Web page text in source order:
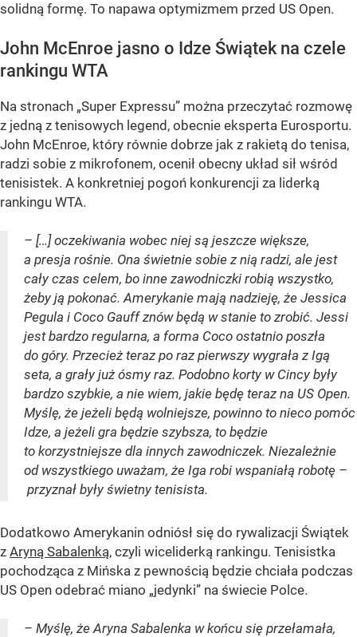
solidną formę. To napawa optymizmem przed US Open.
John McEnroe jasno o Idze Świątek na czele
rankingu WTA
Na stronach „Super Expressu” można przeczytać rozmowę
z jedną z tenisowych legend, obecnie eksperta Eurosportu.
John McEnroe, który równie dobrze jak z rakietą do tenisa,
radzi sobie z mikrofonem, ocenił obecny układ sił wśród
tenisistek. A konkretniej pogoń konkurencji za liderką
rankingu WTA.
– […] oczekiwania wobec niej są jeszcze większe,
a presja rośnie. Ona świetnie sobie z nią radzi, ale jest
cały czas celem, bo inne zawodniczki robią wszystko,
żeby ją pokonać. Amerykanie mają nadzieję, że Jessica
Pegula i Coco Gauff znów będą w stanie to zrobić. Jessi
jest bardzo regularna, a forma Coco ostatnio poszła
do góry. Przecież teraz po raz pierwszy wygrała z Igą
seta, a grały już ósmy raz. Podobno korty w Cincy były
bardzo szybkie, a nie wiem, jakie będę teraz na US Open.
Myślę, że jeżeli będą wolniejsze, powinno to nieco pomóc
Idze, a jeżeli gra będzie szybsza, to będzie
to korzystniejsze dla innych zawodniczek. Niezależnie
od wszystkiego uważam, że Iga robi wspaniałą robotę –
przyznał były świetny tenisista.
Dodatkowo Amerykanin odniósł się do rywalizacji Świątek
z Aryną Sabalenką, czyli wiceliderką rankingu. Tenisistka
pochodząca z Mińska z pewnością będzie chciała podczas
US Open odebrać miano „jedynki” na świecie Polce.
– Myślę, że Aryna Sabalenka w końcu się przełamała,